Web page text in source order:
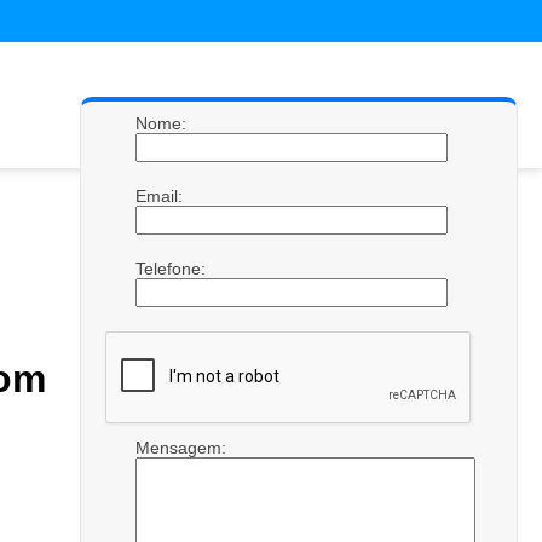
Nome:
Email:
Telefone:
Mensagem: